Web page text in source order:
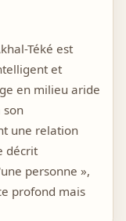
Téké est
et
en milieu aride
son
une relation
décrit
personne »,
profond mais